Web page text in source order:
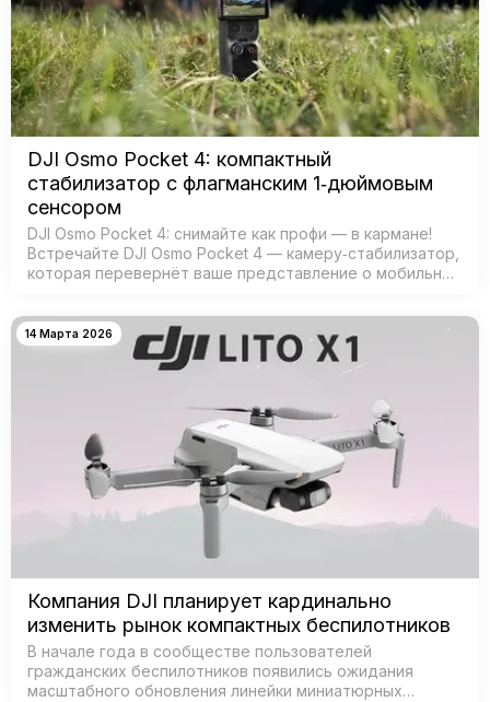
DJI Osmo Pocket 4: компактный
стабилизатор с флагманским 1‑дюймовым
сенсором
DJI Osmo Pocket 4: снимайте как профи — в кармане!
Встречайте DJI Osmo Pocket 4 — камеру‑стабилизатор,
которая перевернёт ваше представление о мобильной
теперь проф…
14 Марта 2026
Компания DJI планирует кардинально
изменить рынок компактных беспилотников
В начале года в сообществе пользователей
гражданских беспилотников появились ожидания
масштабного обновления линейки миниатюрных